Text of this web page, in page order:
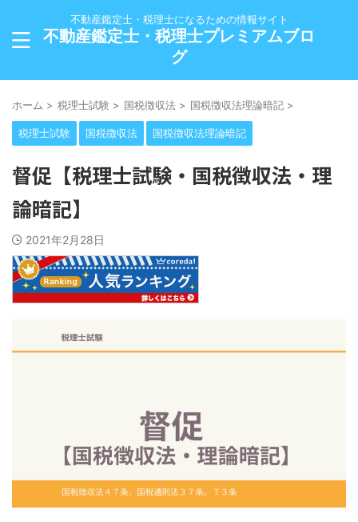
不動産鑑定士・税理士になるための情報サイト
不動産鑑定士・税理士プレミアムブロ
グ
ホーム > 税理士試験 > 国税徴収法 > 国税徴収法理論暗記 >
税理士試験 国税徴収法 国税徴収法理論暗記
督促【税理士試験・国税徴収法・理
論暗記】
2021年2月28日